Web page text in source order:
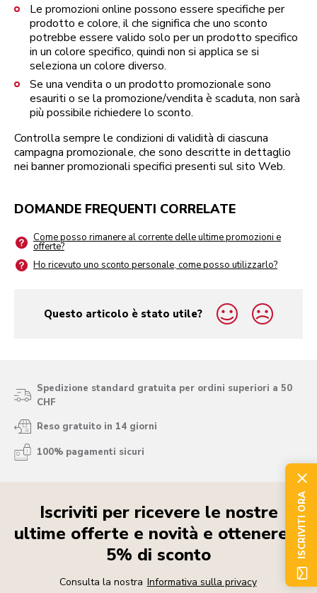
Le promozioni online possono essere specifiche per
prodotto e colore, il che significa che uno sconto
potrebbe essere valido solo per un prodotto specifico
in un colore specifico, quindi non si applica se si
seleziona un colore diverso.
Se una vendita o un prodotto promozionale sono
esauriti o se la promozione/vendita è scaduta, non sarà
più possibile richiedere lo sconto.
Controlla sempre le condizioni di validità di ciascuna
campagna promozionale, che sono descritte in dettaglio
nei banner promozionali specifici presenti sul sito Web.
DOMANDE FREQUENTI CORRELATE
Come posso rimanere al corrente delle ultime promozioni e
offerte?
Ho ricevuto uno sconto personale, come posso utilizzarlo?
Questo articolo è stato utile?
yes
no
Spedizione standard gratuita per ordini superiori a 50
CHF
Reso gratuito in 14 giorni
100% pagamenti sicuri
Iscriviti per ricevere le nostre
ultime offerte e novità e ottenere il
5% di sconto
Consulta la nostra Informativa sulla privacy
ISCRIVITI ORA